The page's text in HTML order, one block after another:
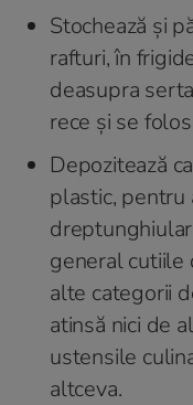
Stochează și
rafturi, în
deasupra
rece și se
Depozitează
plastic, pentru
general cutiile
alte categorii
atinsă nici de
ustensile
altceva.